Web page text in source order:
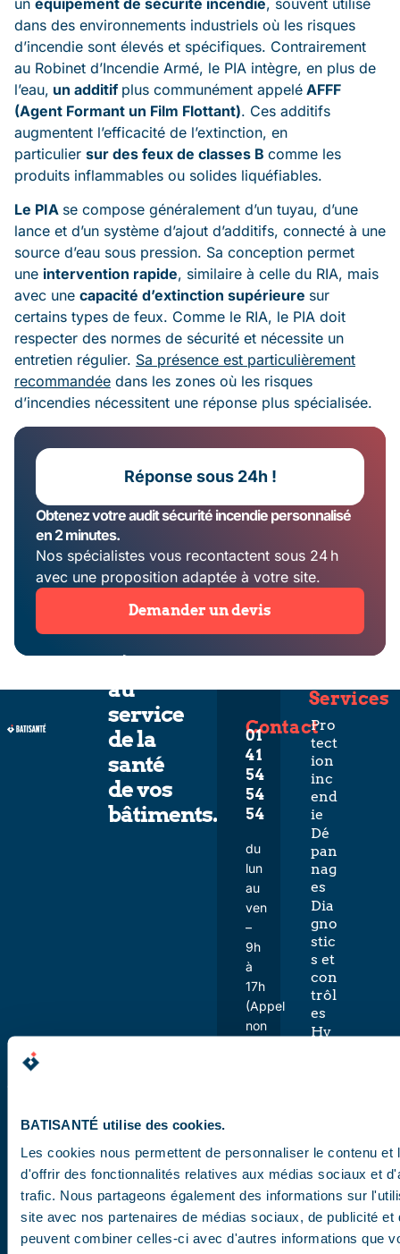
BATISANTÉ utilise des cookies.
Les cookies nous permettent de personnaliser le contenu et
d'offrir des fonctionnalités relatives aux médias sociaux et
trafic. Nous partageons également des informations sur
site avec nos partenaires de médias sociaux, de publicité et
peuvent combiner celles-ci avec d'autres informations que
dans des environnements industriels où les risques
d’incendie sont élevés et spécifiques. Contrairement
au Robinet d’Incendie Armé, le PIA intègre, en plus de
l’eau, un additif plus communément appelé AFFF
(Agent Formant un Film Flottant). Ces additifs
augmentent l’efficacité de l’extinction, en
particulier sur des feux de classes B comme les
produits inflammables ou solides liquéfiables.
Le PIA se compose généralement d’un tuyau, d’une
lance et d’un système d’ajout d’additifs, connecté à une
source d’eau sous pression. Sa conception permet
une intervention rapide, similaire à celle du RIA, mais
avec une capacité d’extinction supérieure sur
certains types de feux. Comme le RIA, le PIA doit
respecter des normes de sécurité et nécessite un
entretien régulier. Sa présence est particulièrement
recommandée dans les zones où les risques
d’incendies nécessitent une réponse plus spécialisée.
Réponse sous 24h !
Obtenez votre audit sécurité incendie personnalisé
en 2 minutes.
Nos spécialistes vous recontactent sous 24 h
avec une proposition adaptée à votre site.
Demander un devis
L’expertise
au
service
de la
santé
de vos
bâtiments.
Contact
01
41
54
54
54
du
lun
au
ven
–
9h
à
17h
(Appel
non
Services
Pro
tect
ion
inc
end
ie
Dé
pan
nag
es
Dia
gno
stic
s et
con
trôl
es
Hy
éne
rgé
tiq
ue
Secteurs
d'activité